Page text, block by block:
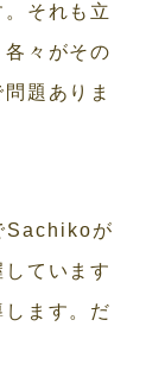
それも立
々がその
題ありま
Sachikoが
ています
ます。だ